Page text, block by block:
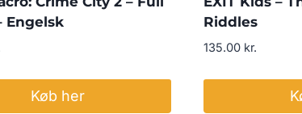
Engelsk
Køb her
Riddles
135.00 kr.